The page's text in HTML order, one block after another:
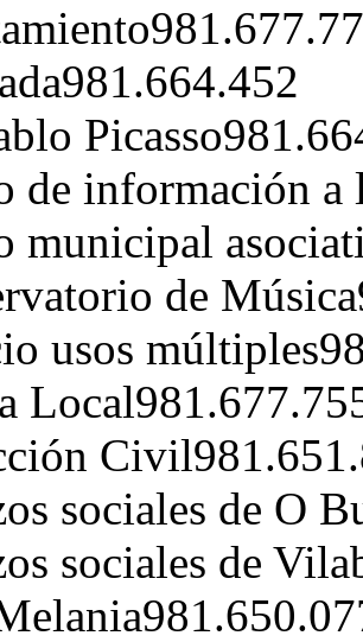
981.664.452
Picasso
de información
municipal
de Música
usos múltiples
Local
Civil
sociales de O
sociales de